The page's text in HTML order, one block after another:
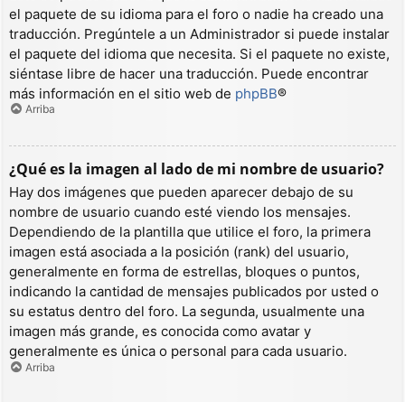
el paquete de su idioma para el foro o nadie ha creado una
traducción. Pregúntele a un Administrador si puede instalar
el paquete del idioma que necesita. Si el paquete no existe,
siéntase libre de hacer una traducción. Puede encontrar
más información en el sitio web de phpBB®
Arriba
¿Qué es la imagen al lado de mi nombre de usuario?
Hay dos imágenes que pueden aparecer debajo de su
nombre de usuario cuando esté viendo los mensajes.
Dependiendo de la plantilla que utilice el foro, la primera
imagen está asociada a la posición (rank) del usuario,
generalmente en forma de estrellas, bloques o puntos,
indicando la cantidad de mensajes publicados por usted o
su estatus dentro del foro. La segunda, usualmente una
imagen más grande, es conocida como avatar y
generalmente es única o personal para cada usuario.
Arriba